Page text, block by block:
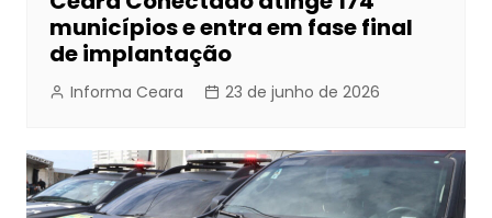
municípios e entra em fase final
de implantação
Informa Ceara 23 de junho de 2026